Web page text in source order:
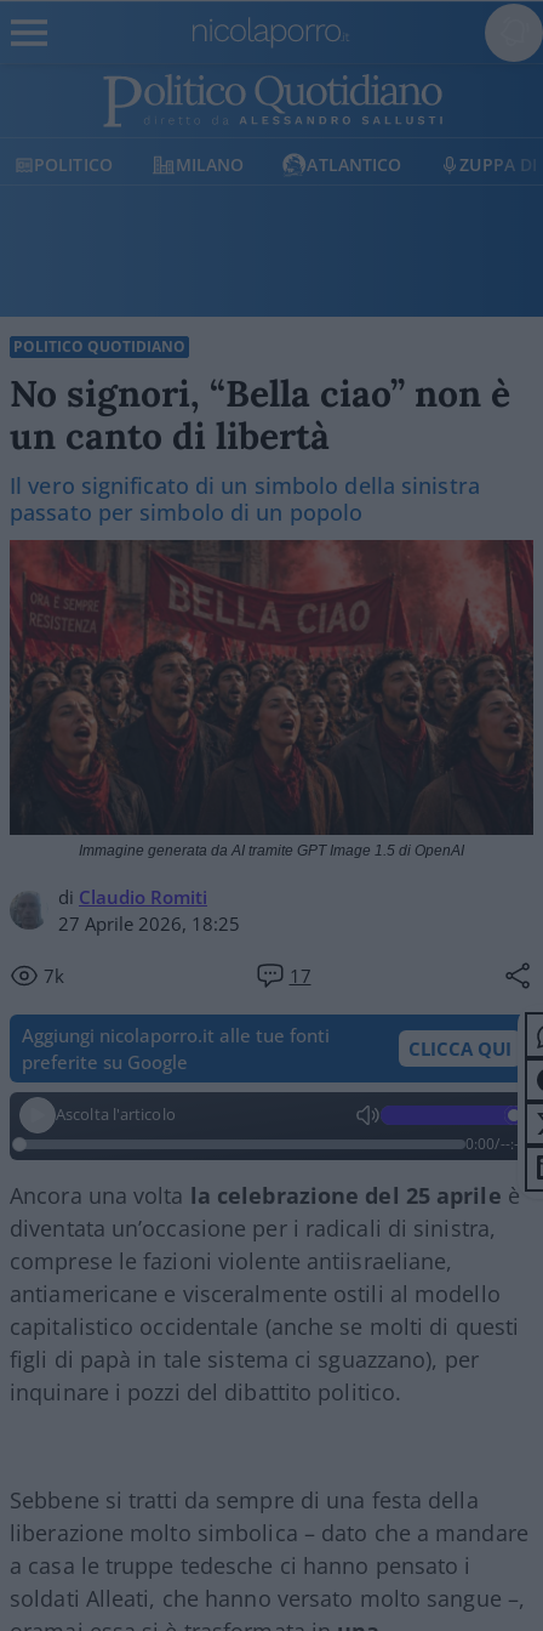
MILANO ATLANTICO ZUPPA DI
POLITICO QUOTIDIANO
No signori, “Bella ciao” non è
un canto di libertà
Il vero significato di un simbolo della sinistra
passato per simbolo di un popolo
di Claudio Romiti
27 Aprile 2026, 18:25
7k 17
Immagine generata da AI tramite GPT Image 1.5 di OpenAI
Aggiungi nicolaporro.it alle tue fonti
preferite su Google
CLICCA QUI
Ascolta l'articolo
0:00/--:--
Ancora una volta la celebrazione del 25 aprile è
diventata un’occasione per i radicali di sinistra,
comprese le fazioni violente antiisraeliane,
antiamericane e visceralmente ostili al modello
capitalistico occidentale (anche se molti di questi
figli di papà in tale sistema ci sguazzano), per
inquinare i pozzi del dibattito politico.
Sebbene si tratti da sempre di una festa della
liberazione molto simbolica – dato che a mandare
a casa le truppe tedesche ci hanno pensato i
soldati Alleati, che hanno versato molto sangue –,